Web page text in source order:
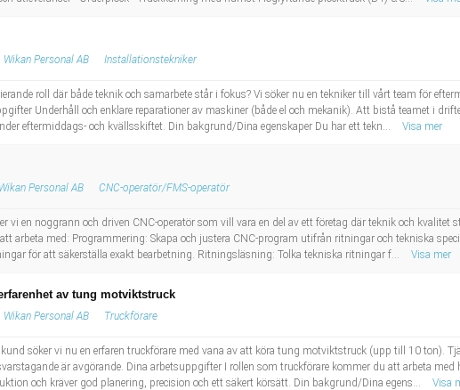
Wikan Personal AB Installationstekniker
roll där både teknik och samarbete står i fokus? Vi söker nu en tekniker till vårt team för
Underhåll och enklare reparationer av maskiner (både el och mekanik). Att bistå teamet i
eftermiddags- och kvällsskiftet. Din bakgrund/Dina egenskaper Du har ett tekn...
Visa mer
Wikan Personal AB CNC-operatör/FMS-operatör
vi en noggrann och driven CNC-operatör som vill vara en del av ett företag där teknik och
arbeta med: Programmering: Skapa och justera CNC-program utifrån ritningar och tekniska
för att säkerställa exakt bearbetning. Ritningsläsning: Tolka tekniska ritningar f...
Visa mer
av tung motviktstruck
Wikan Personal AB Truckförare
söker vi nu en erfaren truckförare med vana av att köra tung motviktstruck (upp till 10 ton).
är avgörande. Dina arbetsuppgifter I rollen som truckförare kommer du att arbeta
och kräver god planering, precision och ett säkert körsätt. Din bakgrund/Dina egens...
Visa